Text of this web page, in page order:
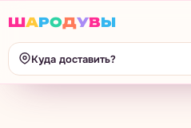
ШАРОДУВЫ
Куда доставить?